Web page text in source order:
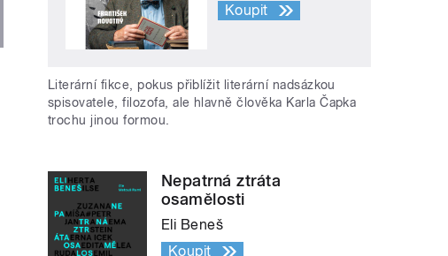
Koupit
Literární fikce, pokus přiblížit literární nadsázkou
spisovatele, filozofa, ale hlavně člověka Karla Čapka
trochu jinou formou.
Nepatrná ztráta
osamělosti
Eli Beneš
Koupit